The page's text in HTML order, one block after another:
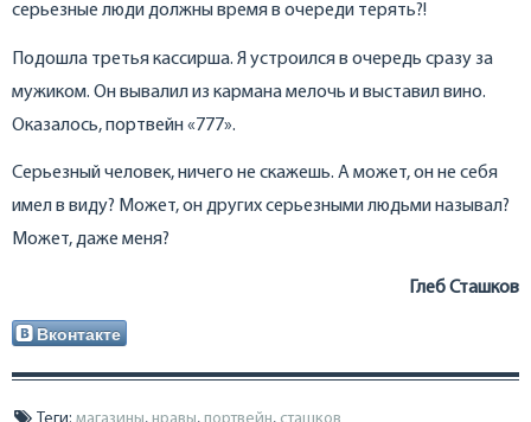
серьезные люди должны время в очереди терять?!
Подошла третья кассирша. Я устроился в очередь сразу за
мужиком. Он вывалил из кармана мелочь и выставил вино.
Оказалось, портвейн «777».
Серьезный человек, ничего не скажешь. А может, он не себя
имел в виду? Может, он других серьезными людьми называл?
Может, даже меня?
Глеб Сташков
Вконтакте